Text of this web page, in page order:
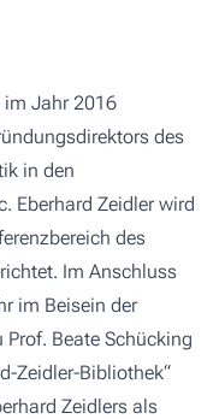
im Jahr 2016
des
in den
Eberhard Zeidler wird
des
Im Anschluss
im Beisein der
Beate Schücking
Zeidler-Bibliothek“
Zeidlers als